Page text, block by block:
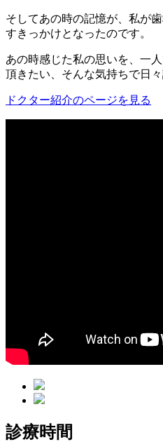
そしてあの時の記憶が、私が
すきっかけとなったのです。
あの時感じた私の思いを、一
頂きたい、そんな気持ちで日
ドクター紹介のページを見る
診療時間